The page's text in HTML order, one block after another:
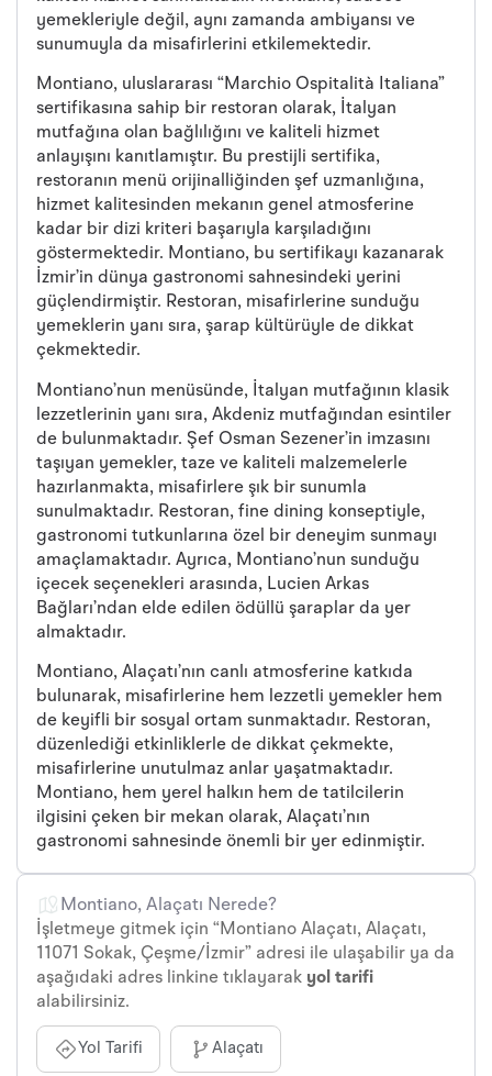
yemekleriyle değil, aynı zamanda ambiyansı ve
sunumuyla da misafirlerini etkilemektedir.
Montiano, uluslararası “Marchio Ospitalità Italiana”
sertifikasına sahip bir restoran olarak, İtalyan
mutfağına olan bağlılığını ve kaliteli hizmet
anlayışını kanıtlamıştır. Bu prestijli sertifika,
restoranın menü orijinalliğinden şef uzmanlığına,
hizmet kalitesinden mekanın genel atmosferine
kadar bir dizi kriteri başarıyla karşıladığını
göstermektedir. Montiano, bu sertifikayı kazanarak
İzmir’in dünya gastronomi sahnesindeki yerini
güçlendirmiştir. Restoran, misafirlerine sunduğu
yemeklerin yanı sıra, şarap kültürüyle de dikkat
çekmektedir.
Montiano’nun menüsünde, İtalyan mutfağının klasik
lezzetlerinin yanı sıra, Akdeniz mutfağından esintiler
de bulunmaktadır. Şef Osman Sezener’in imzasını
taşıyan yemekler, taze ve kaliteli malzemelerle
hazırlanmakta, misafirlere şık bir sunumla
sunulmaktadır. Restoran, fine dining konseptiyle,
gastronomi tutkunlarına özel bir deneyim sunmayı
amaçlamaktadır. Ayrıca, Montiano’nun sunduğu
içecek seçenekleri arasında, Lucien Arkas
Bağları’ndan elde edilen ödüllü şaraplar da yer
almaktadır.
Montiano, Alaçatı’nın canlı atmosferine katkıda
bulunarak, misafirlerine hem lezzetli yemekler hem
de keyifli bir sosyal ortam sunmaktadır. Restoran,
düzenlediği etkinliklerle de dikkat çekmekte,
misafirlerine unutulmaz anlar yaşatmaktadır.
Montiano, hem yerel halkın hem de tatilcilerin
ilgisini çeken bir mekan olarak, Alaçatı’nın
gastronomi sahnesinde önemli bir yer edinmiştir.
Montiano, Alaçatı Nerede?
İşletmeye gitmek için “Montiano Alaçatı, Alaçatı,
11071 Sokak, Çeşme/İzmir” adresi ile ulaşabilir ya da
aşağıdaki adres linkine tıklayarak yol tarifi
alabilirsiniz.
Yol Tarifi Alaçatı